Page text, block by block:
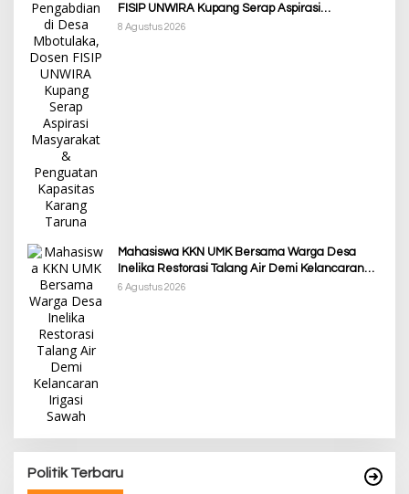
FISIP UNWIRA Kupang Serap Aspirasi
Masyarakat & Penguatan Kapasitas Karang
8 Agustus 2026
Mahasiswa KKN UMK Bersama Warga Desa
Inelika Restorasi Talang Air Demi Kelancaran
Irigasi Sawah
6 Agustus 2026
Politik Terbaru
Terima Bantuan Sembako dari Yayasan YNS
Di Berita, Berita Daerah, Ekonomi, Lainnya, Politik